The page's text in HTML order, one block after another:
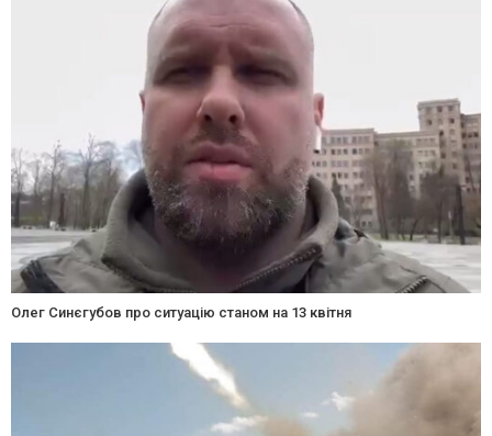
Олег Синєгубов про ситуацію станом на 13 квітня